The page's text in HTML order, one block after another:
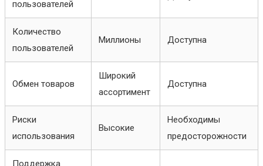
пользователей
Количество
пользователей
Миллионы Доступна
Обмен товаров
Широкий
ассортимент
Доступна
Риски
использования
Высокие
Необходимы
предосторожности
Поддержка